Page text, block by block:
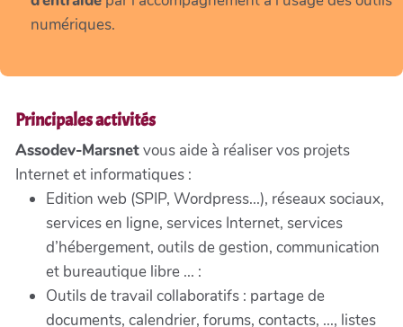
numériques.
Principales activités
Assodev-Marsnetvous aide à réaliser vos projets
Internet et informatiques :
Edition web (SPIP, Wordpress...), réseaux sociaux,
services en ligne, services Internet, services
d’hébergement, outils de gestion, communication
et bureautique libre ... :
Outils de travail collaboratifs : partage de
documents, calendrier, forums, contacts, ..., listes